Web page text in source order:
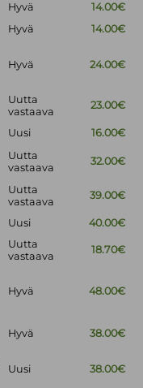
Hyvä
14.00€
Hyvä
14.00€
Hyvä 24.00€
Uutta
vastaava
23.00€
Uusi
16.00€
Uutta
vastaava
32.00€
Uutta
vastaava
39.00€
Uusi 40.00€
Uutta
vastaava
18.70€
Hyvä 48.00€
Hyvä 38.00€
Uusi 38.00€